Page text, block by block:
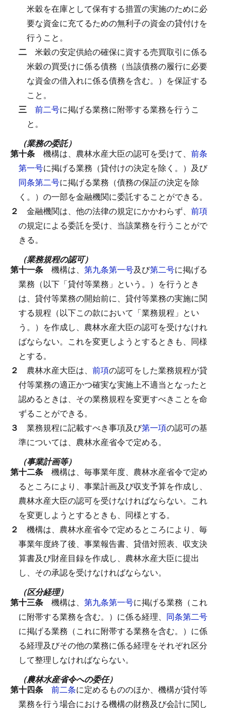
米穀を在庫として保有する措置の実施のために必
要な資金に充てるための無利子の資金の貸付けを
行うこと。
二 米穀の安定供給の確保に資する売買取引に係る
米穀の買受けに係る債務（当該債務の履行に必要
な資金の借入れに係る債務を含む。）を保証する
こと。
三 前二号に掲げる業務に附帯する業務を行うこ
と。
（業務の委託）
第十条 機構は、農林水産大臣の認可を受けて、 前条
第一号に掲げる業務（貸付けの決定を除く。）及び
同条第二号に掲げる業務（債務の保証の決定を除
く。）の一部を金融機関に委託することができる。
２ 金融機関は、他の法律の規定にかかわらず、 前項
の規定による委託を受け、当該業務を行うことがで
きる。
（業務規程の認可）
第十一条 機構は、 第九条第一号及び第二号に掲げる
業務（以下「貸付等業務」という。）を行うとき
は、貸付等業務の開始前に、貸付等業務の実施に関
する規程（以下この款において「業務規程」とい
う。）を作成し、農林水産大臣の認可を受けなけれ
ばならない。 これを変更しようとするときも、同様
とする。
２ 農林水産大臣は、 前項の認可をした業務規程が貸
付等業務の適正かつ確実な実施上不適当となったと
認めるときは、その業務規程を変更すべきことを命
ずることができる。
３ 業務規程に記載すべき事項及び第一項の認可の基
準については、農林水産省令で定める。
（事業計画等）
第十二条 機構は、毎事業年度、農林水産省令で定め
るところにより、事業計画及び収支予算を作成し、
農林水産大臣の認可を受けなければならない。 これ
を変更しようとするときも、同様とする。
２ 機構は、農林水産省令で定めるところにより、毎
事業年度終了後、事業報告書、貸借対照表、収支決
算書及び財産目録を作成し、農林水産大臣に提出
し、その承認を受けなければならない。
（区分経理）
第十三条 機構は、 第九条第一号に掲げる業務（これ
に附帯する業務を含む。）に係る経理、 同条第二号
に掲げる業務（これに附帯する業務を含む。）に係
る経理及びその他の業務に係る経理をそれぞれ区分
して整理しなければならない。
（農林水産省令への委任）
第十四条 前二条に定めるもののほか、機構が貸付等
業務を行う場合における機構の財務及び会計に関し